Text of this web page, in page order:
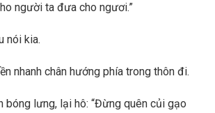
người ta đưa cho ngươi.”
nói kia.
nhanh chân hướng phía trong thôn đi.
bóng lưng, lại hô: “Đừng quên củi gạo